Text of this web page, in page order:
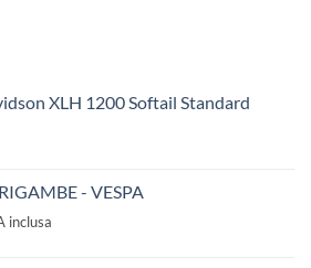
XLH 1200 Softail Standard
- VESPA
inclusa